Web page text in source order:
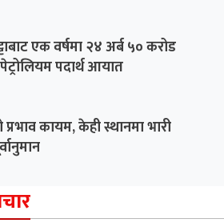
एक वर्षमा २४ अर्ब ५० करोड
पदार्थ आयात
कायम, केही स्थानमा भारी